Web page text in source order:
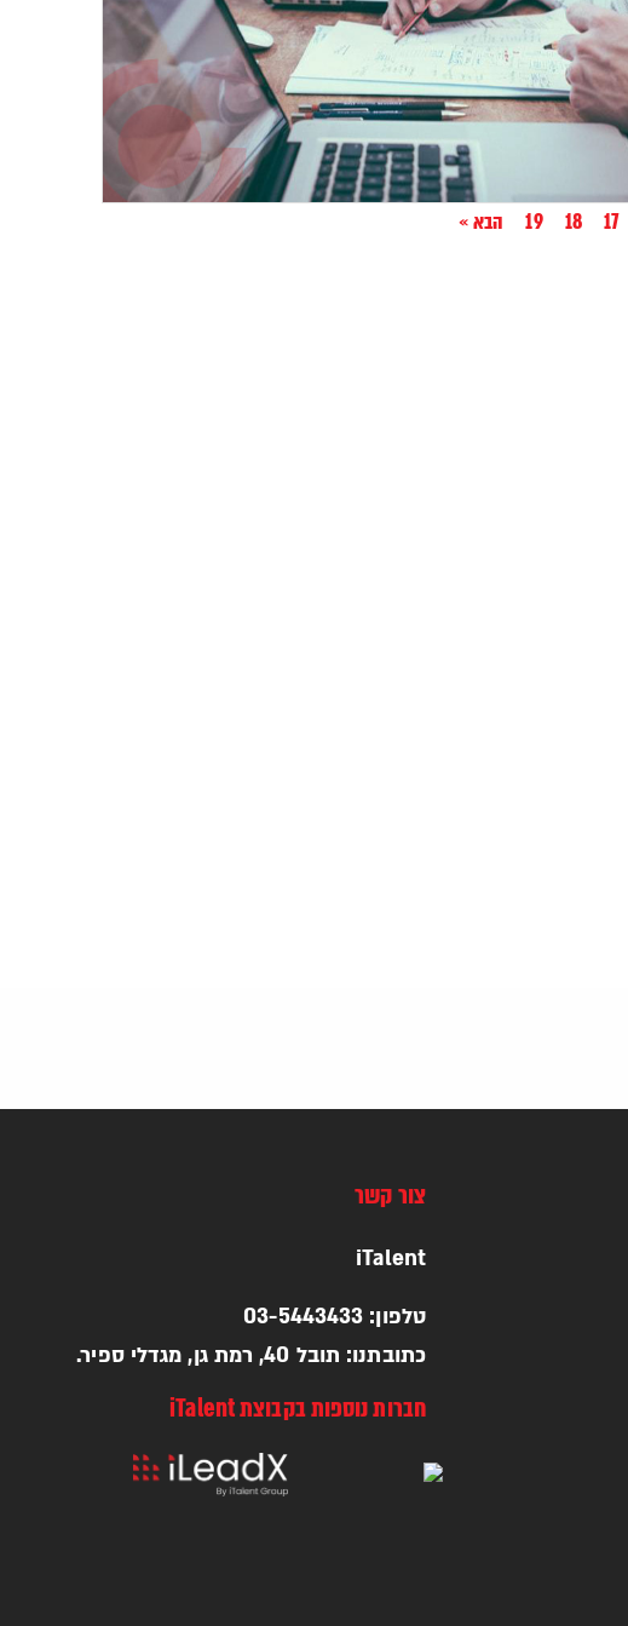
17
18
19 הבא »
צור קשר
iTalent
טלפון: 03-5443433
כתובתנו: תובל 40, רמת גן, מגדלי ספיר.
חברות נוספות בקבוצת iTalent